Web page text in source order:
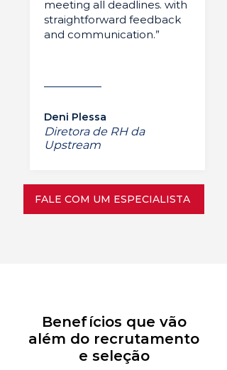
meeting all deadlines. with
straightforward feedback
and communication.”
Deni Plessa
Diretora de RH da
Upstream
FALE COM UM ESPECIALISTA
Benefícios que vão
além do recrutamento
e seleção